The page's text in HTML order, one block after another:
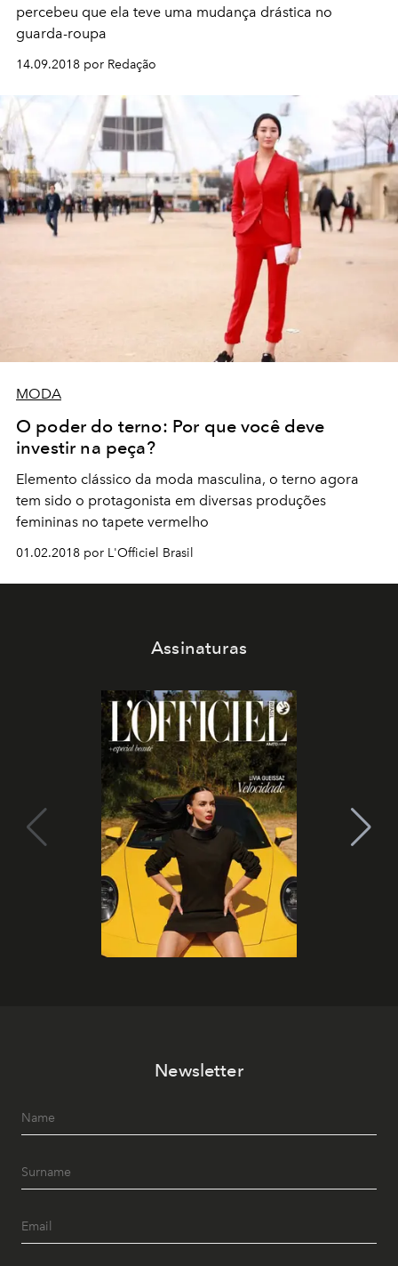
percebeu que ela teve uma mudança drástica no
guarda-roupa
14.09.2018 por Redação
MODA
O poder do terno: Por que você deve
investir na peça?
Elemento clássico da moda masculina, o terno agora
tem sido o protagonista em diversas produções
femininas no tapete vermelho
01.02.2018 por L'Officiel Brasil
Assinaturas
Newsletter